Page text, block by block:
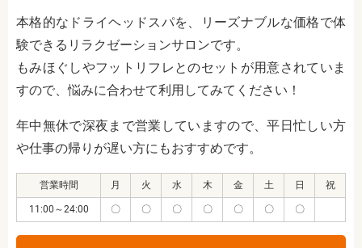
本格的なドライヘッドスパを、リーズナブルな価格で体
験できるリラクゼーションサロンです。
もみほぐしやフットリフレとのセットが用意されていま
すので、悩みに合わせて利用してみてください！
年中無休で深夜まで営業していますので、平日忙しい方
や仕事の帰りが遅い方にもおすすめです。
営業時間 月 火 水 木 金 土 日 祝
11:00～24:00 〇 〇 〇 〇 〇 〇 〇